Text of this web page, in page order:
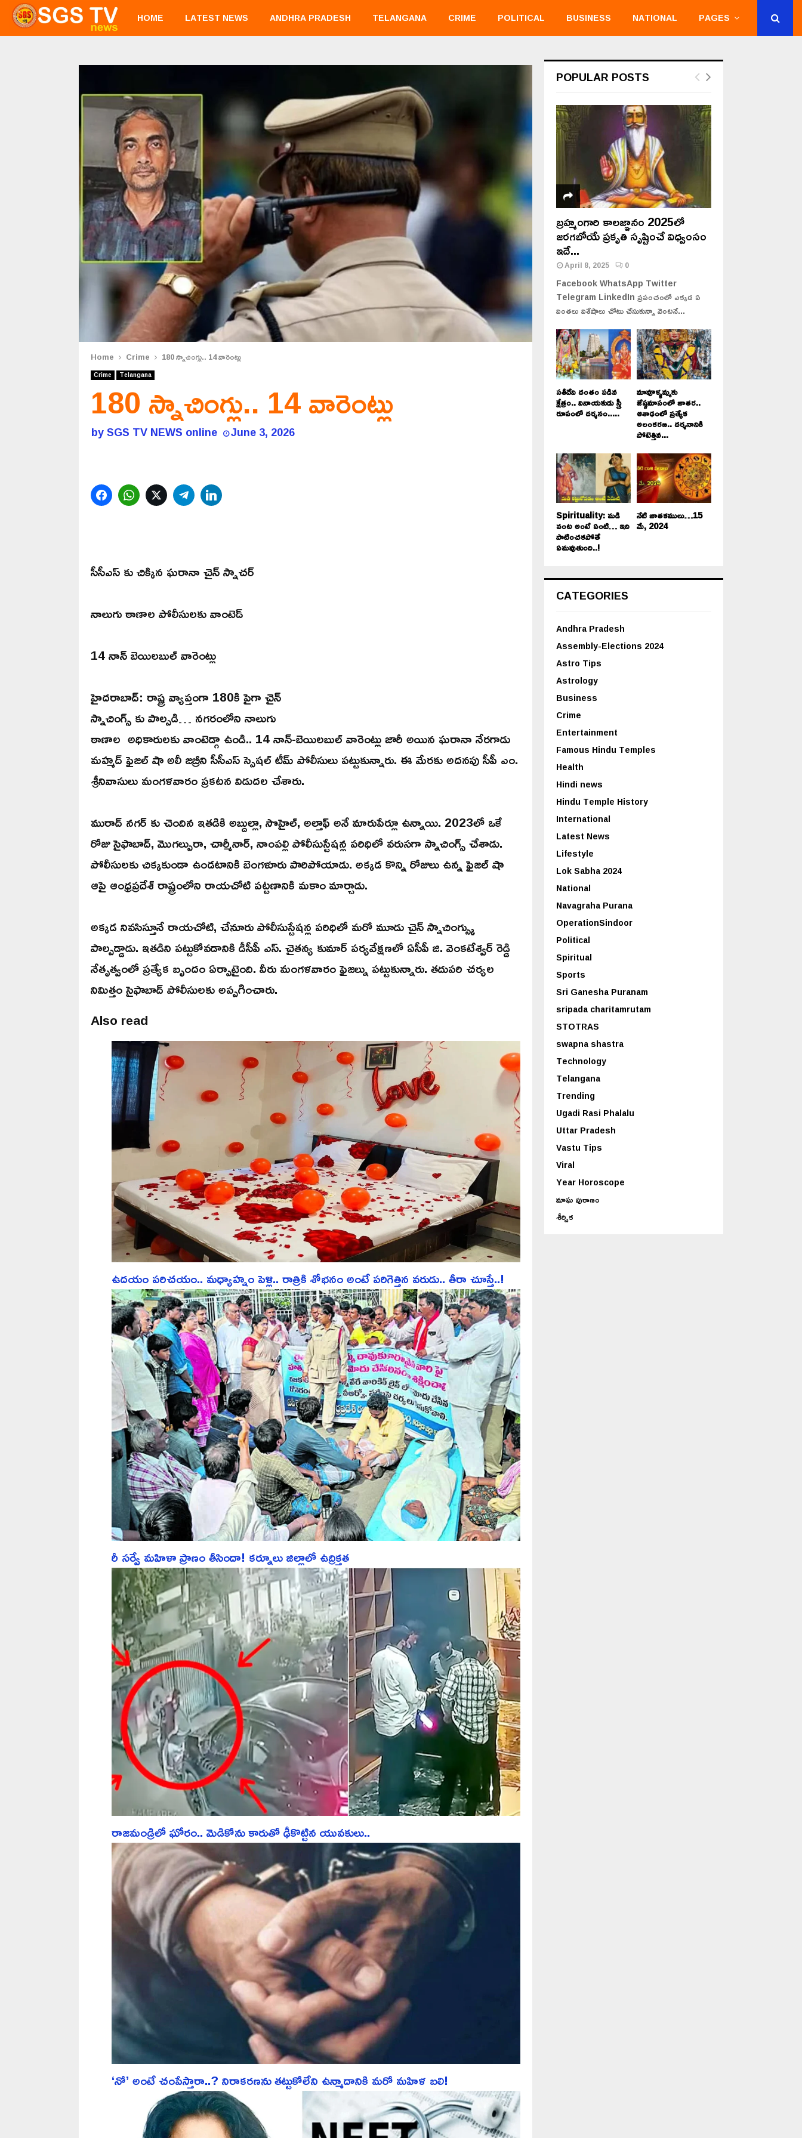
HOME LATEST NEWS ANDHRA PRADESH TELANGANA CRIME POLITICAL BUSINESS NATIONAL PAGES
Home Crime 180 స్నాచింగ్లు.. 14 వారెంట్లు
Crime Telangana
180 స్నాచింగ్లు.. 14 వారెంట్లు
bySGS TV NEWS online June 3, 2026
FacebookWhatsAppTwitterTelegram
సీసీఎస్ కు చిక్కిన ఘరానా చైన్ స్నాచర్
నాలుగు ఠాణాల పోలీసులకు వాంటెడ్
14 నాన్ బెయిలబుల్ వారెంట్లు
హైదరాబాద్: రాష్ట్ర వ్యాప్తంగా 180కి పైగా చైన్
స్నాచింగ్స్ కు పాల్పడి… నగరంలోని నాలుగు
ఠాణాల అధికారులకు వాంటెడ్గా ఉండి.. 14 నాన్-బెయిలబుల్ వారెంట్లు జారీ అయిన ఘరానా నేరగాడు
మహ్మద్ ఫైజల్ షా అలీ జబ్రీని సీసీఎస్ స్పెషల్ టీమ్ పోలీసులు పట్టుకున్నారు. ఈ మేరకు అదనపు సీపీ ఎం.
శ్రీనివాసులు మంగళవారం ప్రకటన విడుదల చేశారు.
మురాద్ నగర్ కు చెందిన ఇతడికి అబ్దుల్లా, సొహైల్, అల్తాఫ్ అనే మారుపేర్లూ ఉన్నాయి. 2023లో ఒకే
రోజు సైఫాబాద్, మొగల్పురా, చార్మీనార్, నాంపల్లి పోలీసుస్టేషన్ల పరిధిలో వరుసగా స్నాచింగ్స్ చేశాడు.
పోలీసులకు చిక్కకుండా ఉండటానికి బెంగళూరు పారిపోయాడు. అక్కడ కొన్ని రోజులు ఉన్న ఫైజల్ షా
ఆపై ఆంధ్రప్రదేశ్ రాష్ట్రంలోని రాయచోటి పట్టణానికి మకాం మార్చాడు.
అక్కడ నివసిస్తూనే రాయచోటి, చేనూరు పోలీసుస్టేషన్ల పరిధిలో మరో మూడు చైన్ స్నాచింగ్స్కు
పాల్పడ్డాడు. ఇతడిని పట్టుకోవడానికి డీసీపీ ఎస్. చైతన్య కుమార్ పర్యవేక్షణలో ఏసీపీ జి. వెంకటేశ్వర్ రెడ్డి
నేతృత్వంలో ప్రత్యేక బృందం ఏర్పాటైంది. వీరు మంగళవారం ఫైజల్ను పట్టుకున్నారు. తదుపరి చర్యల
నిమిత్తం సైఫాబాద్ పోలీసులకు అప్పగించారు.
Also read
ఉదయం పరిచయం.. మధ్యాహ్నం పెళ్లి.. రాత్రికి శోభనం అంటే పరిగెత్తిన వరుడు.. తీరా చూస్తే..!
రీ సర్వే మహిళా ప్రాణం తీసిందా! కర్నూలు జిల్లాలో ఉద్రిక్తత
రాజమండ్రిలో ఘోరం.. మెడికోను కారుతో ఢీకొట్టిన యువకులు..
‘నో’ అంటే చంపేస్తారా..? నిరాకరణను తట్టుకోలేని ఉన్మాదానికి మరో మహిళ బలి!
POPULAR POSTS
బ్రహ్మంగారి కాలజ్ఞానం 2025లో
జరగబోయే ప్రకృతి సృష్టించే విధ్వంసం
ఇదే...
April 8, 2025 0
Facebook WhatsApp Twitter
Telegram LinkedIn ప్రపంచంలో ఎక్కడ ఏ
వింతలు విశేషాలు చోటు చేసుకున్నా వెంటనే...
సతీదేవి దంతం పడిన
క్షేత్రం.. వినాయకుడు స్త్రీ
రూపంలో దర్శనం.....
మావూళ్ళమ్మకు
జేష్ఠమాసంలో జాతర..
ఆశాఢంలో ప్రత్యేక
అలంకరణ.. దర్శనానికి
పోటెత్తిన...
Spirituality: మడి
వంట అంటే ఏంటి… ఇది
పాటించకపోతే
ఏమవుతుంది..!
నేటి జాతకములు…15
మే, 2024
CATEGORIES
Andhra Pradesh
Assembly-Elections 2024
Astro Tips
Astrology
Business
Crime
Entertainment
Famous Hindu Temples
Health
Hindi news
Hindu Temple History
International
Latest News
Lifestyle
Lok Sabha 2024
National
Navagraha Purana
OperationSindoor
Political
Spiritual
Sports
Sri Ganesha Puranam
sripada charitamrutam
STOTRAS
swapna shastra
Technology
Telangana
Trending
Ugadi Rasi Phalalu
Uttar Pradesh
Vastu Tips
Viral
Year Horoscope
మాఘ పురాణం
శీర్షిక